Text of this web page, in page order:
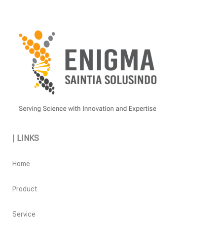
LINKS
Home
Product
Service